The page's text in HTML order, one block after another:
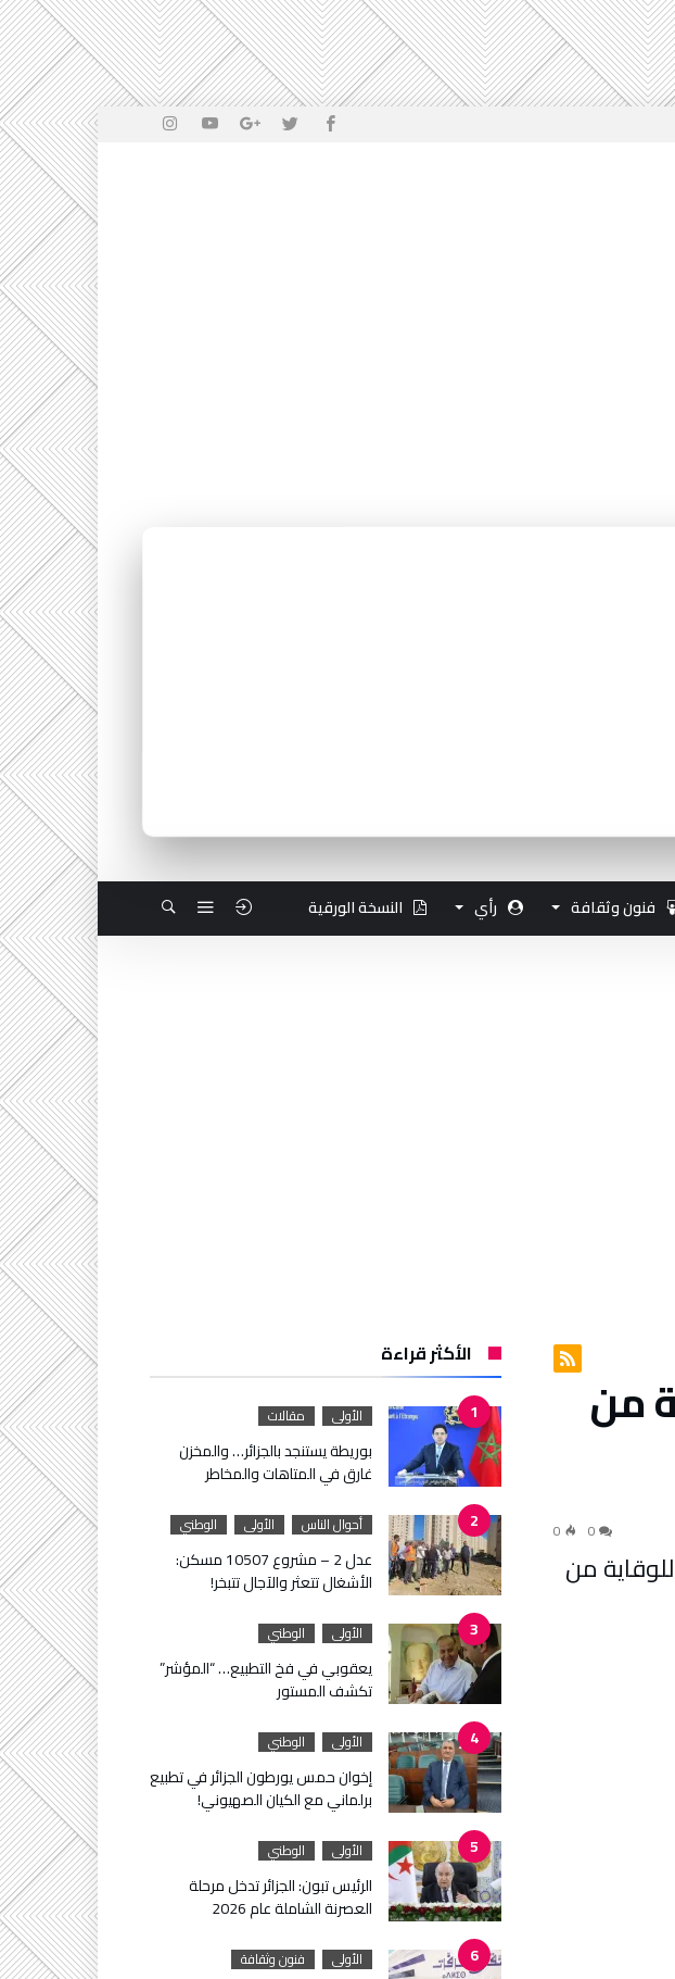
فنون وثقافة رأي النسخة الورقية
من
0
من
الأكثر قراءة
الأولى مقالات
بوريطة يستنجد بالجزائر… والمخزن
غارق في المتاهات والمخاطر
أحوال الناس الأولى الوطني
عدل 2 – مشروع 10507 مسكن:
الأشغال تتعثر والآجال تتبخر!
الأولى الوطني
يعقوبي في فخ التطبيع… “المؤشر”
تكشف المستور
الأولى الوطني
إخوان حمس يورطون الجزائر في تطبيع
برلماني مع الكيان الصهيوني!
الأولى الوطني
الرئيس تبون: الجزائر تدخل مرحلة
العصرنة الشاملة عام 2026
الأولى فنون وثقافة